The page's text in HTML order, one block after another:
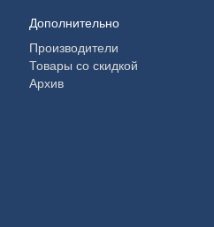
Дополнительно
Производители
Товары со скидкой
Архив